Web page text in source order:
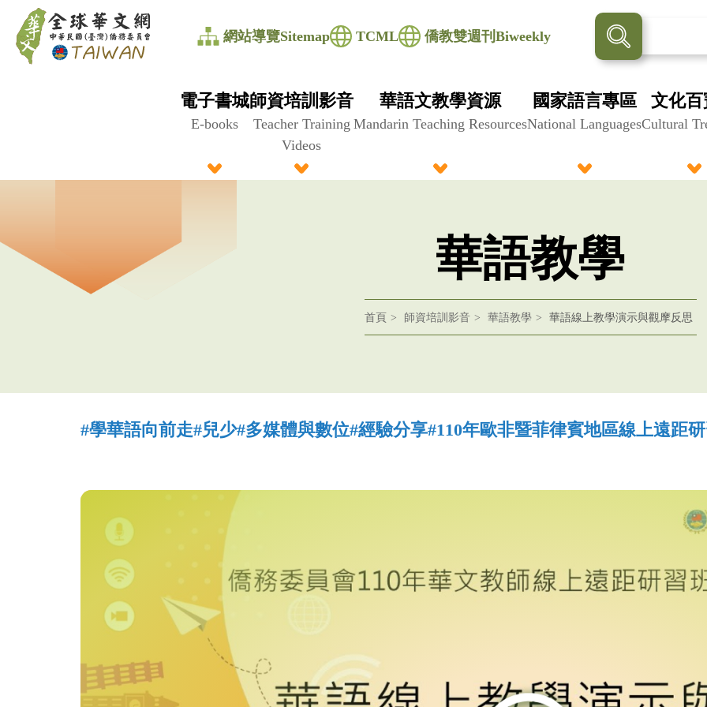
全
球
華
灣)
網站導覽Sitemap TCML 僑教雙週刊Biweekly
電子書城
E-books
師資培訓影音
Teacher Training
Videos
華語文教學資源
Mandarin Teaching Resources
國家語言專區
National Languages
文化百
Cultural
華語教學
首頁 師資培訓影音 華語教學 華語線上教學演示與觀摩反思
#學華語向前走#兒少#多媒體與數位#經驗分享#110年歐非暨菲律賓地區線上遠距